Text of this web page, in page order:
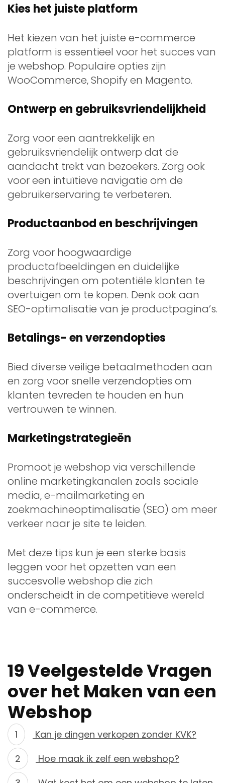
Kies het juiste platform
Het kiezen van het juiste e-commerce
platform is essentieel voor het succes van
je webshop. Populaire opties zijn
WooCommerce, Shopify en Magento.
Ontwerp en gebruiksvriendelijkheid
Zorg voor een aantrekkelijk en
gebruiksvriendelijk ontwerp dat de
aandacht trekt van bezoekers. Zorg ook
voor een intuïtieve navigatie om de
gebruikerservaring te verbeteren.
Productaanbod en beschrijvingen
Zorg voor hoogwaardige
productafbeeldingen en duidelijke
beschrijvingen om potentiële klanten te
overtuigen om te kopen. Denk ook aan
SEO-optimalisatie van je productpagina’s.
Betalings- en verzendopties
Bied diverse veilige betaalmethoden aan
en zorg voor snelle verzendopties om
klanten tevreden te houden en hun
vertrouwen te winnen.
Marketingstrategieën
Promoot je webshop via verschillende
online marketingkanalen zoals sociale
media, e-mailmarketing en
zoekmachineoptimalisatie (SEO) om meer
verkeer naar je site te leiden.
Met deze tips kun je een sterke basis
leggen voor het opzetten van een
succesvolle webshop die zich
onderscheidt in de competitieve wereld
van e-commerce.
19 Veelgestelde Vragen
over het Maken van een
Webshop
Kan je dingen verkopen zonder KVK?
Hoe maak ik zelf een webshop?